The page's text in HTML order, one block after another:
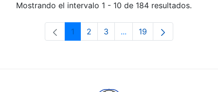
Mostrando el intervalo 1 - 10 de 184 resultados.
Página
1 Página
2 Página
3 ...Páginas intermedias Use
Página
19